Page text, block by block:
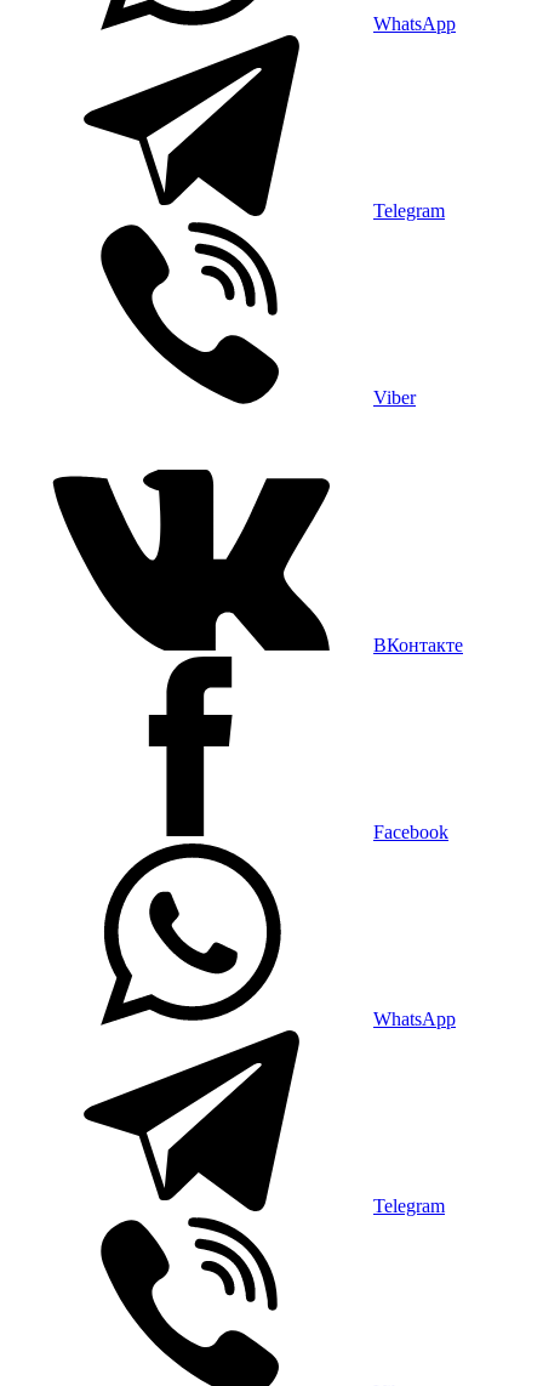
WhatsApp
Telegram
Viber
ВКонтакте
Facebook
WhatsApp
Telegram